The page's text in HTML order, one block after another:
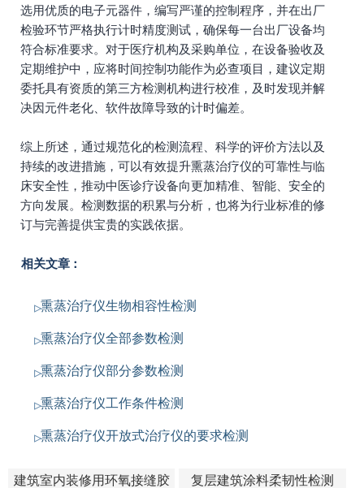
选用优质的电子元器件，编写严谨的控制程序，并在出厂
检验环节严格执行计时精度测试，确保每一台出厂设备均
符合标准要求。对于医疗机构及采购单位，在设备验收及
定期维护中，应将时间控制功能作为必查项目，建议定期
委托具有资质的第三方检测机构进行校准，及时发现并解
决因元件老化、软件故障导致的计时偏差。
综上所述，通过规范化的检测流程、科学的评价方法以及
持续的改进措施，可以有效提升熏蒸治疗仪的可靠性与临
床安全性，推动中医诊疗设备向更加精准、智能、安全的
方向发展。检测数据的积累与分析，也将为行业标准的修
订与完善提供宝贵的实践依据。
相关文章：
熏蒸治疗仪生物相容性检测
熏蒸治疗仪全部参数检测
熏蒸治疗仪部分参数检测
熏蒸治疗仪工作条件检测
熏蒸治疗仪开放式治疗仪的要求检测
建筑室内装修用环氧接缝胶
复层建筑涂料柔韧性检测